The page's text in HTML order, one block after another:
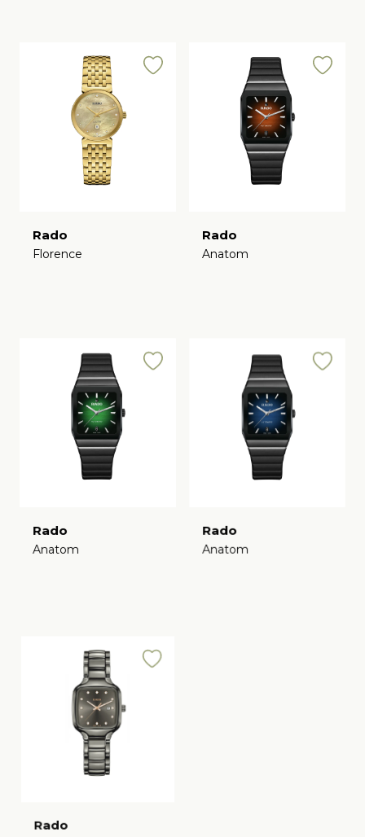
Rado
Florence
Rado
Anatom
Rado
Anatom
Rado
Anatom
Rado